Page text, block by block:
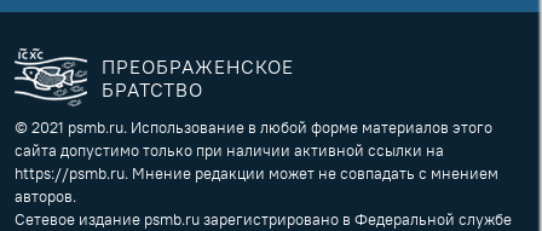
ПРЕОБРАЖЕНСКОЕ
БРАТСТВО
© 2021 psmb.ru. Использование в любой форме материалов этого
сайта допустимо только при наличии активной ссылки на
https://psmb.ru. Мнение редакции может не совпадать с мнением
авторов.
Сетевое издание psmb.ru зарегистрировано в Федеральной службе